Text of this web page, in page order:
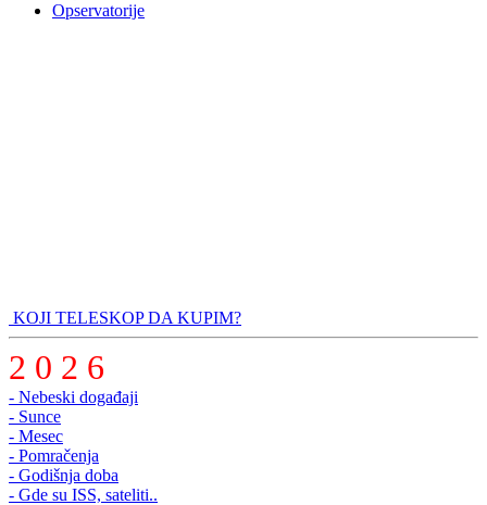
Opservatorije
KOJI TELESKOP DA KUPIM?
2 0 2 6
- Nebeski događaji
- Sunce
- Mesec
- Pomračenja
- Godišnja doba
- Gde su ISS, sateliti..